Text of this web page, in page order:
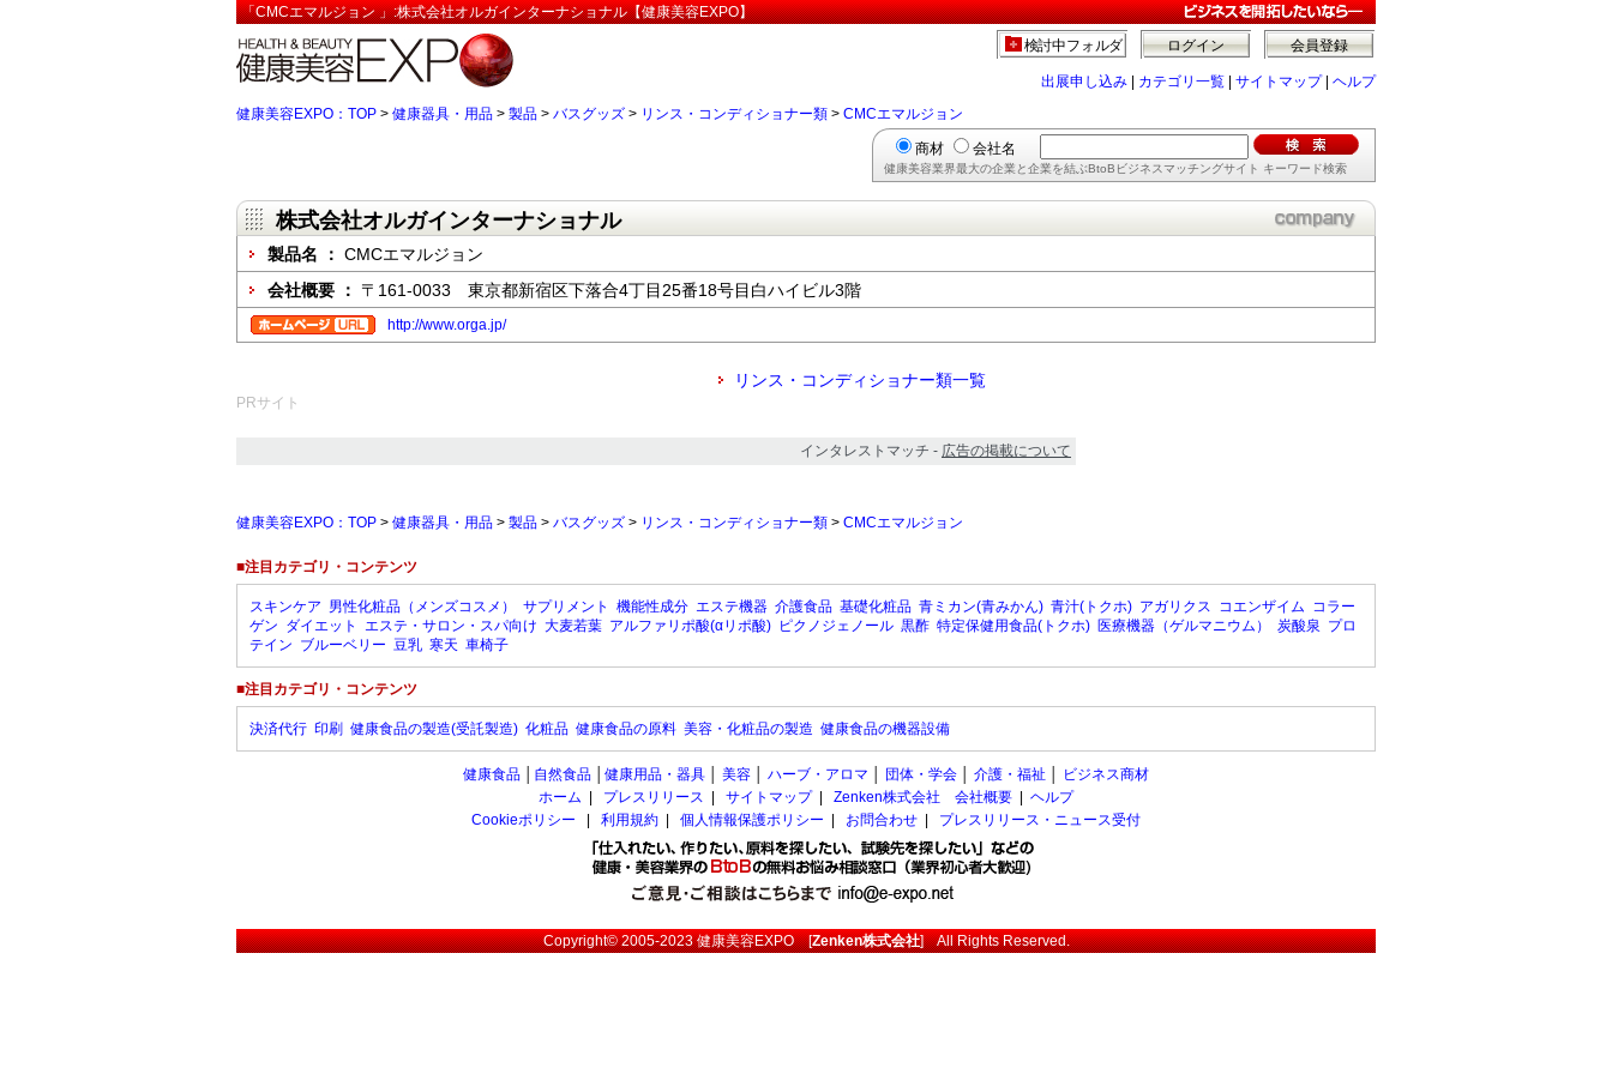
「CMCエマルジョン 」:株式会社オルガインターナショナル【健康美容EXPO】
会員登録
ログイン
検討中フォルダ
出展申し込み カテゴリ一覧 サイトマップ| ヘルプ
健康美容EXPO：TOP > 健康器具・用品 > 製品 > バスグッズ > リンス・コンディショナー類 > CMCエマルジョン
商材 会社名
健康美容業界最大の企業と企業を結ぶBtoBビジネスマッチングサイト キーワード検索
株式会社オルガインターナショナル
製品名 ： CMCエマルジョン
会社概要 ： 〒161-0033 東京都新宿区下落合4丁目25番18号目白ハイビル3階
http://www.orga.jp/
リンス・コンディショナー類一覧
PRサイト
インタレストマッチ - 広告の掲載について
健康美容EXPO：TOP > 健康器具・用品 > 製品 > バスグッズ > リンス・コンディショナー類 > CMCエマルジョン
■注目カテゴリ・コンテンツ
スキンケア 男性化粧品（メンズコスメ） サプリメント 機能性成分 エステ機器 介護食品 基礎化粧品 青ミカン(青みかん) 青汁(トクホ) アガリクス コエンザイム コラー
ゲン ダイエット エステ・サロン・スパ向け 大麦若葉 アルファリポ酸(αリポ酸) ピクノジェノール 黒酢 特定保健用食品(トクホ) 医療機器（ゲルマニウム） 炭酸泉 プロ
テイン ブルーベリー 豆乳 寒天 車椅子
■注目カテゴリ・コンテンツ
決済代行 印刷 健康食品の製造(受託製造) 化粧品 健康食品の原料 美容・化粧品の製造 健康食品の機器設備
健康食品 自然食品 健康用品・器具 美容 ハーブ・アロマ 団体・学会 介護・福祉
ビジネス商材
ホーム
プレスリリース サイトマップ| Zenken株式会社 会社概要
ヘルプ
Cookieポリシー
利用規約 個人情報保護ポリシー お問合わせ プレスリリース・ニュース受付
Copyright© 2005-2023健康美容EXPO[Zenken株式会社] All Rights Reserved.